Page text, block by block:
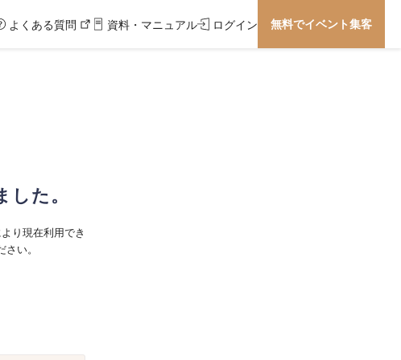
よくある質問 資料・マニュアル ログイン 無料でイベント集客
た。
り現在利用でき
い。